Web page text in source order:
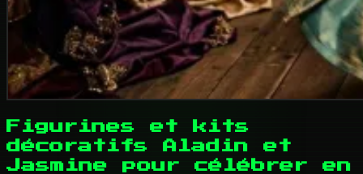
Figurines et kits
décoratifs Aladin et
Jasmine pour célébrer en